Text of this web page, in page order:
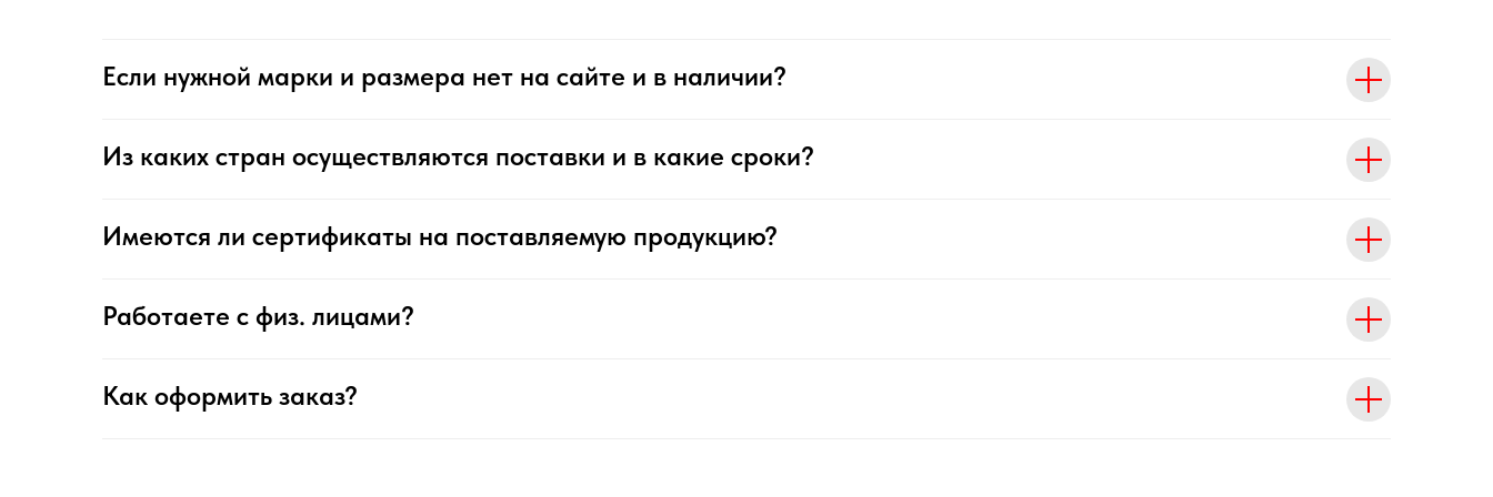
Если нужной марки и размера нет на сайте и в наличии?
Из каких стран осуществляются поставки и в какие сроки?
Имеются ли сертификаты на поставляемую продукцию?
Работаете с физ. лицами?
Как оформить заказ?